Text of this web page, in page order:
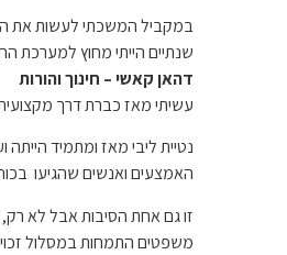
במקביל המשכתי לעשות את
שנתיים הייתי מחוץ למערכת החינוך הציבורית
דהאן קאשי – חינוך והורות
עשיתי מאז כברת דרך
נטיית ליבי מאז ומתמיד
האמצעים ואנשים שהגיעו
זו גם אחת הסיבות אבל לא רק,
משפטים התמחות במסלול